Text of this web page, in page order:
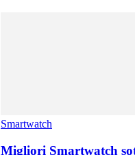
Smartwatch
Migliori Smartwatch